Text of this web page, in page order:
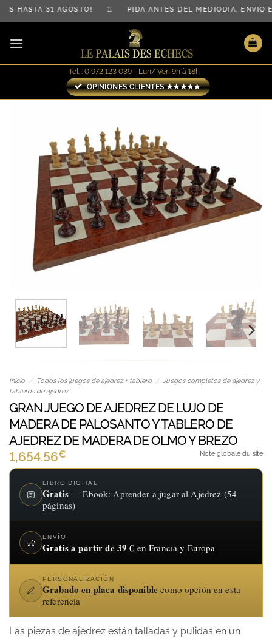
Saltar
al
contenido
HASTA 31 AGOSTO! ♖ PIDA ANTES DEL MEDIODÍA,
Tel. : 0 972 123 039 - Lun/ Ven 9h à 18h
OPINIONES CLIENTES ★★★★★
Inicio / Todos los juegos de ajedrez + tablero / Juegos completos de ajedrez y
tableros de ajedrez
GRAN JUEGO DE AJEDREZ DE LUJO DE
MADERA DE PALOSANTO Y TABLERO DE
AJEDREZ DE MADERA DE OLMO Y BREZO
1,654.56€ Note globale du site
LIBRO DIGITAL
Gratis— Ebook: Aprender a jugar al Ajedrez (54
páginas)
ENVÍO
Gratis a partir de 39 € en Francia y Europa
PERSONALIZACIÓN
Grabado en placa disponible como opción en esta
referencia
Las piezas de ajedrez están talladas y pulidas en un